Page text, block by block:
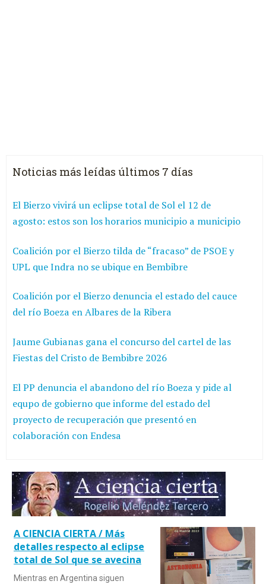
Noticias más leídas últimos 7 días
El Bierzo vivirá un eclipse total de Sol el 12 de
agosto: estos son los horarios municipio a municipio
Coalición por el Bierzo tilda de “fracaso” de PSOE y
UPL que Indra no se ubique en Bembibre
Coalición por el Bierzo denuncia el estado del cauce
del río Boeza en Albares de la Ribera
Jaume Gubianas gana el concurso del cartel de las
Fiestas del Cristo de Bembibre 2026
El PP denuncia el abandono del río Boeza y pide al
equpo de gobierno que informe del estado del
proyecto de recuperación que presentó en
colaboración con Endesa
A CIENCIA CIERTA / Más
detalles respecto al eclipse
total de Sol que se avecina
Mientras en Argentina siguen